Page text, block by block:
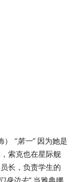
） “第一” 因为她是
索克也在星际舰
长，负责学生的